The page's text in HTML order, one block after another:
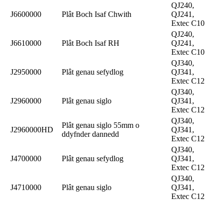
J6600000 Plât Boch Isaf Chwith
QJ240,
QJ241,
Extec C10
J6610000 Plât Boch Isaf RH
QJ240,
QJ241,
Extec C10
J2950000 Plât genau sefydlog
QJ340,
QJ341,
Extec C12
J2960000 Plât genau siglo
QJ340,
QJ341,
Extec C12
J2960000HD
Plât genau siglo 55mm o
ddyfnder dannedd
QJ340,
QJ341,
Extec C12
J4700000 Plât genau sefydlog
QJ340,
QJ341,
Extec C12
J4710000 Plât genau siglo
QJ340,
QJ341,
Extec C12